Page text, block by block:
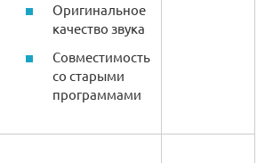
Оригинальное
качество звука
Совместимость
со старыми
программами